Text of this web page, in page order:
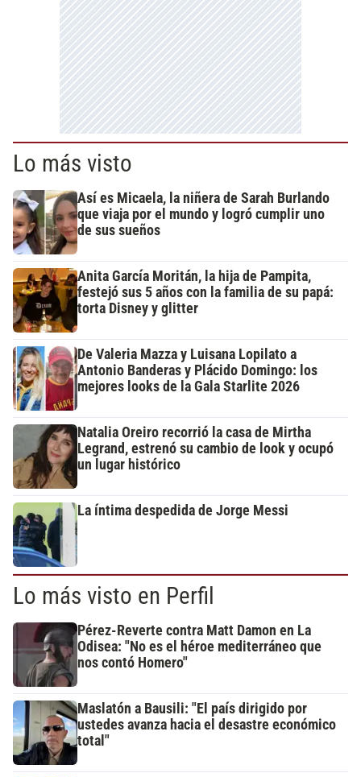
Lo más visto
Así es Micaela, la niñera de Sarah Burlando
que viaja por el mundo y logró cumplir uno
de sus sueños
Anita García Moritán, la hija de Pampita,
festejó sus 5 años con la familia de su papá:
torta Disney y glitter
De Valeria Mazza y Luisana Lopilato a
Antonio Banderas y Plácido Domingo: los
mejores looks de la Gala Starlite 2026
Natalia Oreiro recorrió la casa de Mirtha
Legrand, estrenó su cambio de look y ocupó
un lugar histórico
La íntima despedida de Jorge Messi
Lo más visto en Perfil
Pérez-Reverte contra Matt Damon en La
Odisea: "No es el héroe mediterráneo que
nos contó Homero"
Maslatón a Bausili: "El país dirigido por
ustedes avanza hacia el desastre económico
total"